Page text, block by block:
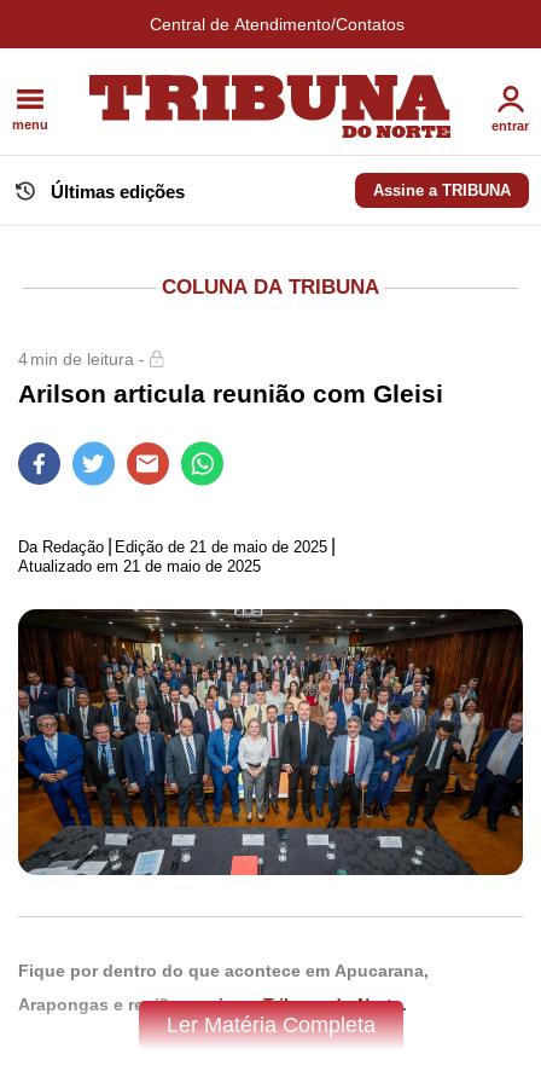
Central de Atendimento/Contatos
menu entrar
Últimas edições Assine a TRIBUNA
COLUNA DA TRIBUNA
4min de leitura -
Arilson articula reunião com Gleisi
Da Redação Edição de 21 de maio de 2025
Atualizado em 21 de maio de 2025
Fique por dentro do que acontece em Apucarana,
Arapongas e região,assine a Tribuna do Norte.
Ler Matéria Completa